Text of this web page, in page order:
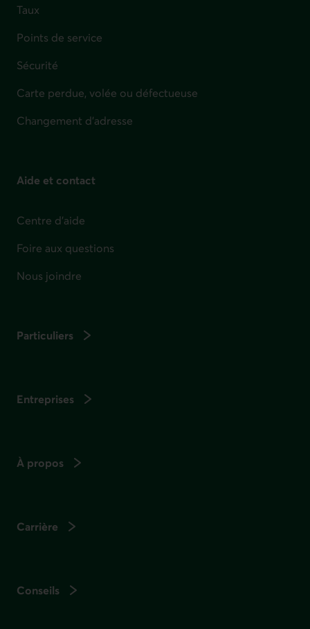
Taux
Points de service
Sécurité
Carte perdue, volée ou défectueuse
Changement d'adresse
Aide et contact
Centre d'aide
Foire aux questions
Nous joindre
Particuliers
Entreprises
À propos
Carrière
Conseils